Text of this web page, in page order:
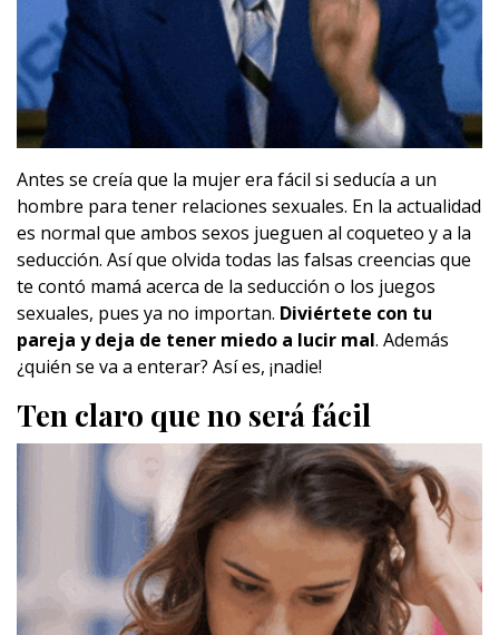
Antes se creía que la mujer era fácil si seducía a un
hombre para tener relaciones sexuales. En la actualidad
es normal que ambos sexos jueguen al coqueteo y a la
seducción. Así que olvida todas las falsas creencias que
te contó mamá acerca de la seducción o los juegos
sexuales, pues ya no importan. Diviértete con tu
pareja y deja de tener miedo a lucir mal. Además
¿quién se va a enterar? Así es, ¡nadie!
Ten claro que no será fácil